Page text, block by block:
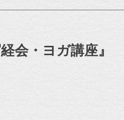
会・ヨガ講座』